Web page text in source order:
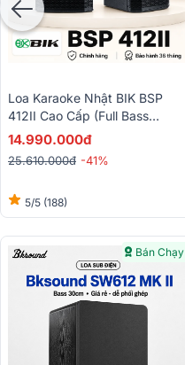
Loa Karaoke Nhật BIK BSP
412II Cao Cấp (Full Bass
30cm)
14.990.000đ
25.610.000đ -41%
5/5 (188)
Bán Chạy